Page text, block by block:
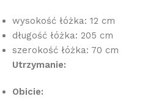
wysokość łóżka: 12 cm
długość łóżka: 205 cm
szerokość łóżka: 70 cm
Utrzymanie:
Obicie: